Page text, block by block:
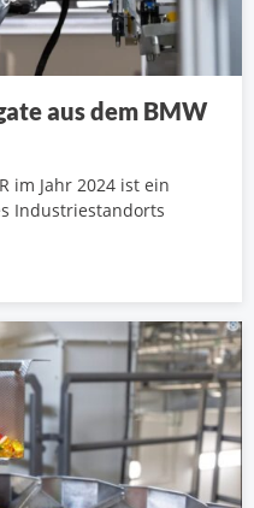
aus dem BMW
im Jahr 2024 ist ein
Industriestandorts